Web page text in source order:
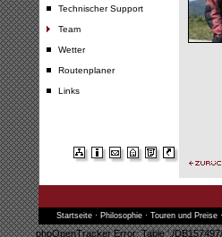
Technischer Support
Team
Wetter
Routenplaner
Links
Startseite· Philosophie· Touren und Preise·
phpOpenTracker Error: Table './